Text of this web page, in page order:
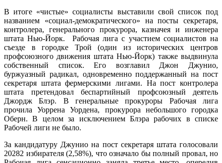
В итоге «чистые» социалисты выставили свой список под
названием «социал-демократического» на посты секретаря,
контролера, генерального прокурора, казначея и инженера
штата Нью-Йорк. Рабочая лига с участием социалистов на
съезде в городке Трой (один из исторических центров
профсоюзного движения штата Нью-Йорк) также выдвинула
собственный список. Его возглавил Джон Джунио,
буржуазный радикал, одновременно поддержанный на пост
секретаря штата фермерскими лигами. На пост контролера
штата претендовал беспартийный профсоюзный деятель
Джордж Блэр. В генеральные прокуроры Рабочая лига
прочила Уоррена Уордена, прокурора небольшого городка
Оберн. В целом за исключением Блэра рабочих в списке
Рабочей лиги не было.
За кандидатуру Джунио на пост секретаря штата голосовали
20282 избирателя (2,58%), что означало бы полный провал, но